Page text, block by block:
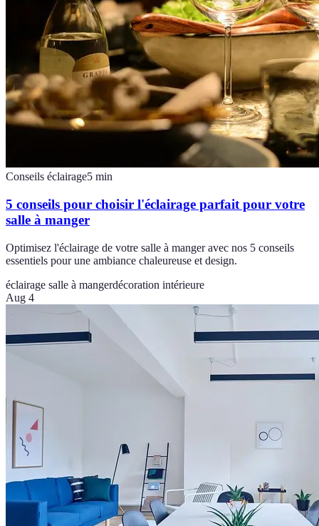
Conseils éclairage5 min
5 conseils pour choisir l'éclairage parfait pour votre
salle à manger
Optimisez l'éclairage de votre salle à manger avec nos 5 conseils
essentiels pour une ambiance chaleureuse et design.
éclairage salle à mangerdécoration intérieure
Aug 4